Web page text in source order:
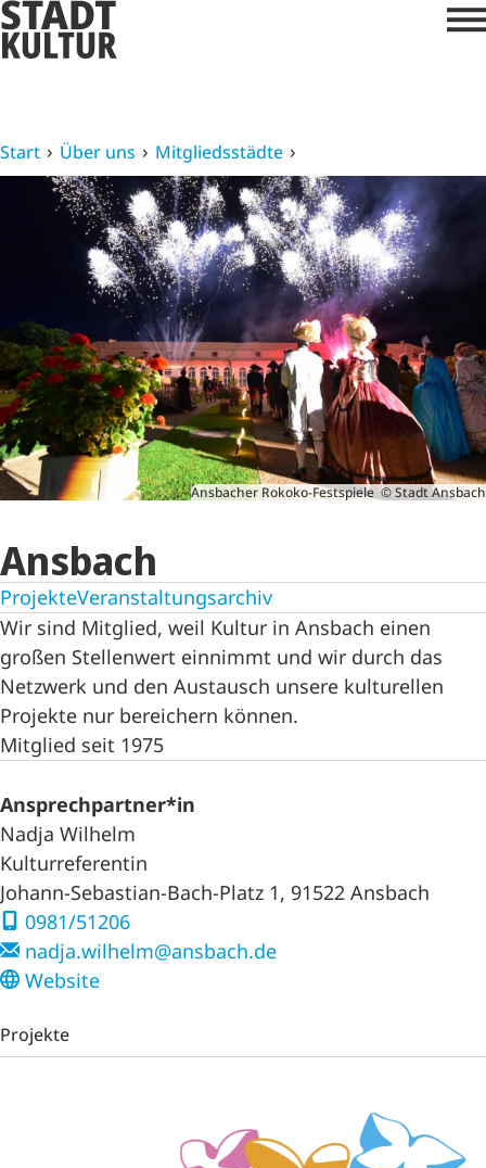
Start Über uns Mitgliedsstädte
Ansbacher Rokoko-Festspiele © Stadt Ansbach
Ansbach
ProjekteVeranstaltungsarchiv
Wir sind Mitglied, weil Kultur in Ansbach einen
großen Stellenwert einnimmt und wir durch das
Netzwerk und den Austausch unsere kulturellen
Projekte nur bereichern können.
Mitglied seit 1975
Ansprechpartner*in
Nadja Wilhelm
Kulturreferentin
Johann-Sebastian-Bach-Platz 1, 91522 Ansbach
0981/51206
nadja.wilhelm@ansbach.de
Website
Projekte